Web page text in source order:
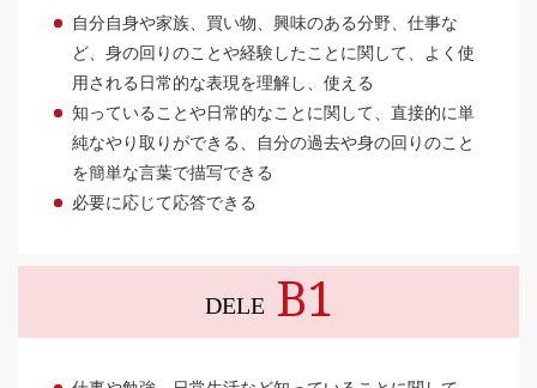
自分自身や家族、買い物、興味のある分野、仕事な
ど、身の回りのことや経験したことに関して、よく使
用される日常的な表現を理解し、使える
知っていることや日常的なことに関して、直接的に単
純なやり取りができる、自分の過去や身の回りのこと
を簡単な言葉で描写できる
必要に応じて応答できる
DELE B1